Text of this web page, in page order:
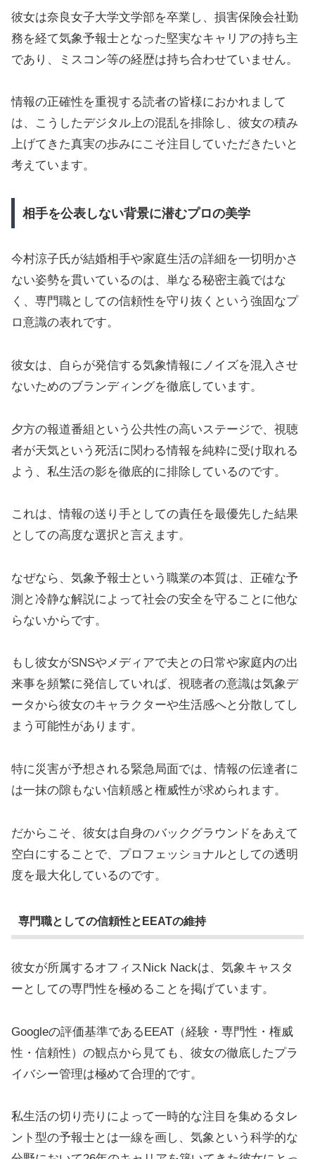
彼女は奈良女子大学文学部を卒業し、損害保険会社勤
務を経て気象予報士となった堅実なキャリアの持ち主
であり、ミスコン等の経歴は持ち合わせていません。
情報の正確性を重視する読者の皆様におかれまして
は、こうしたデジタル上の混乱を排除し、彼女の積み
上げてきた真実の歩みにこそ注目していただきたいと
考えています。
相手を公表しない背景に潜むプロの美学
今村涼子氏が結婚相手や家庭生活の詳細を一切明かさ
ない姿勢を貫いているのは、単なる秘密主義ではな
く、専門職としての信頼性を守り抜くという強固なプ
ロ意識の表れです。
彼女は、自らが発信する気象情報にノイズを混入させ
ないためのブランディングを徹底しています。
夕方の報道番組という公共性の高いステージで、視聴
者が天気という死活に関わる情報を純粋に受け取れる
よう、私生活の影を徹底的に排除しているのです。
これは、情報の送り手としての責任を最優先した結果
としての高度な選択と言えます。
なぜなら、気象予報士という職業の本質は、正確な予
測と冷静な解説によって社会の安全を守ることに他な
らないからです。
もし彼女がSNSやメディアで夫との日常や家庭内の出
来事を頻繁に発信していれば、視聴者の意識は気象デ
ータから彼女のキャラクターや生活感へと分散してし
まう可能性があります。
特に災害が予想される緊急局面では、情報の伝達者に
は一抹の隙もない信頼感と権威性が求められます。
だからこそ、彼女は自身のバックグラウンドをあえて
空白にすることで、プロフェッショナルとしての透明
度を最大化しているのです。
専門職としての信頼性とEEATの維持
彼女が所属するオフィスNick Nackは、気象キャスタ
ーとしての専門性を極めることを掲げています。
Googleの評価基準であるEEAT（経験・専門性・権威
性・信頼性）の観点から見ても、彼女の徹底したプラ
イバシー管理は極めて合理的です。
私生活の切り売りによって一時的な注目を集めるタレ
ント型の予報士とは一線を画し、気象という科学的な